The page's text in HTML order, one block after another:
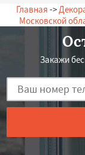
Главная ->
Московской
Закажи